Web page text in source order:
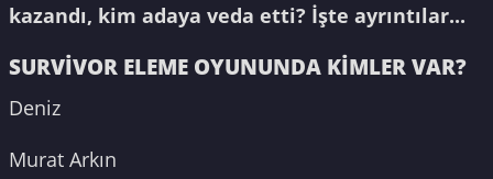
kazandı, kim adaya veda etti? İşte ayrıntılar...
SURVİVOR ELEME OYUNUNDA KİMLER VAR?
Deniz
Murat Arkın